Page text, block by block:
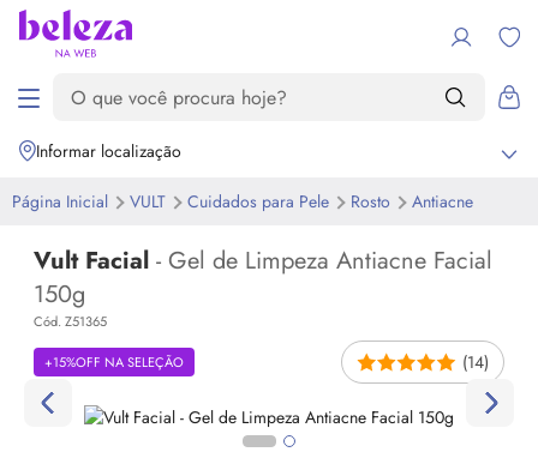
Informar localização
Página Inicial VULT Cuidados para Pele Rosto Antiacne
Vult Facial - Gel de Limpeza Antiacne Facial
150g
Cód. Z51365
+15%OFF NA SELEÇÃO (14)